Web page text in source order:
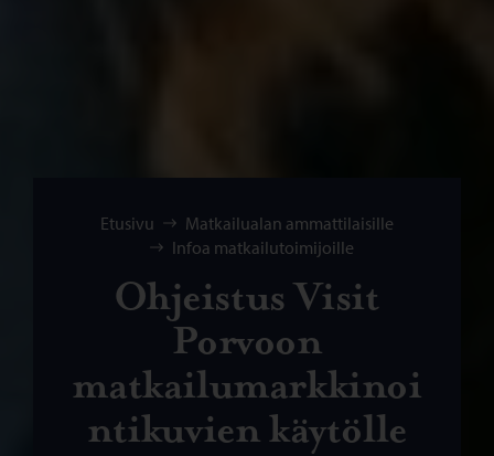
Selaa:Etusivu
Matkailualan ammattilaisille
Infoa matkailutoimijoille
Ohjeistus Visit
Porvoon
matkailumarkkinoi
ntikuvien käytölle